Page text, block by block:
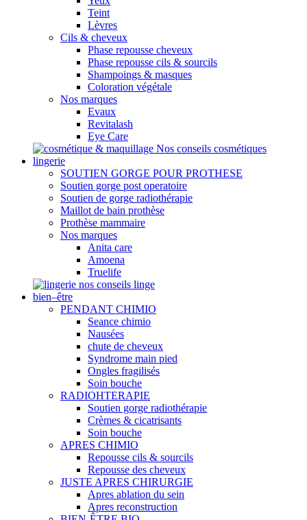
Teint
Lèvres
Cils & cheveux
Phase repousse cheveux
Phase repousse cils & sourcils
Shampoings & masques
Coloration végétale
Nos marques
Evaux
Revitalash
Eye Care
Nos conseils cosmétiques
lingerie
SOUTIEN GORGE POUR PROTHESE
Soutien gorge post operatoire
Soutien de gorge radiothérapie
Maillot de bain prothèse
Prothèse mammaire
Nos marques
Anita care
Amoena
Truelife
nos conseils linge
bien–être
PENDANT CHIMIO
Seance chimio
Nausées
chute de cheveux
Syndrome main pied
Ongles fragilisés
Soin bouche
RADIOHTERAPIE
Soutien gorge radiothérapie
Crèmes & cicatrisants
Soin bouche
APRES CHIMIO
Repousse cils & sourcils
Repousse des cheveux
JUSTE APRES CHIRURGIE
Apres ablation du sein
Apres reconstruction